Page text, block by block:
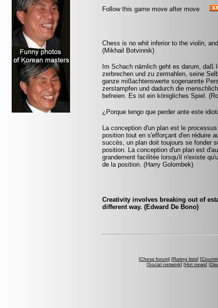
Follow this game move after move
Chess is no whit inferior to the violin,
(Mikhail Botvinnik)
Im Schach nämlich geht es darum,
zerbrechen und zu zermahlen, seine
ganze mißachtenswerte sogenannte
zerstampfen und dadurch die
befreien. Es ist ein königliches Spiel.
¿Porque tengo que perder ante este
La conception d'un plan est le
position tout en s'efforçant d'en réduire
succès, un plan doit toujours se fonder
position. La conception d'un plan est
grandement facilitée lorsqu'il n'existe
de la position. (Harry Golombek)
Creativity involves breaking out of
different way. (Edward De Bono)
[Chess forum] [Rating lists] [
[Social network] [Hot news] [